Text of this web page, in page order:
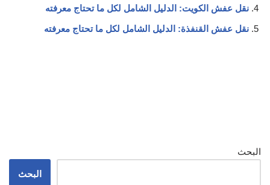
نقل عفش الكويت: الدليل الشامل لكل ما تحتاج معرفته
نقل عفش القنفذة: الدليل الشامل لكل ما تحتاج معرفته
البحث
البحث